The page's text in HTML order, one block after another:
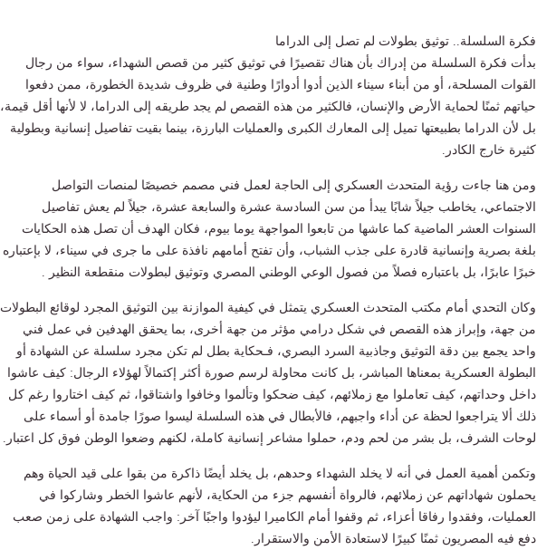
فكرة السلسلة.. توثيق بطولات لم تصل إلى الدراما
بدأت فكرة السلسلة من إدراك بأن هناك تقصيرًا في توثيق كثير من قصص الشهداء، سواء من رجال
القوات المسلحة، أو من أبناء سيناء الذين أدوا أدوارًا وطنية في ظروف شديدة الخطورة، ممن دفعوا
حياتهم ثمنًا لحماية الأرض والإنسان، فالكثير من هذه القصص لم يجد طريقه إلى الدراما، لا لأنها أقل قيمة،
بل لأن الدراما بطبيعتها تميل إلى المعارك الكبرى والعمليات البارزة، بينما بقيت تفاصيل إنسانية وبطولية
كثيرة خارج الكادر.
ومن هنا جاءت رؤية المتحدث العسكري إلى الحاجة لعمل فني مصمم خصيصًا لمنصات التواصل
الاجتماعي، يخاطب جيلاً شابًا يبدأ من سن السادسة عشرة والسابعة عشرة، جيلاً لم يعش تفاصيل
السنوات العشر الماضية كما عاشها من تابعوا المواجهة يوما بيوم، فكان الهدف أن تصل هذه الحكايات
بلغة بصرية وإنسانية قادرة على جذب الشباب، وأن تفتح أمامهم نافذة على ما جرى في سيناء، لا بإعتباره
خبرًا عابرًا، بل باعتباره فصلاً من فصول الوعي الوطني المصري وتوثيق لبطولات منقطعة النظير .
وكان التحدي أمام مكتب المتحدث العسكري يتمثل في كيفية الموازنة بين التوثيق المجرد لوقائع البطولات
من جهة، وإبراز هذه القصص في شكل درامي مؤثر من جهة أخرى، بما يحقق الهدفين في عمل فني
واحد يجمع بين دقة التوثيق وجاذبية السرد البصري، فـحكاية بطل لم تكن مجرد سلسلة عن الشهادة أو
البطولة العسكرية بمعناها المباشر، بل كانت محاولة لرسم صورة أكثر إكتمالاً لهؤلاء الرجال: كيف عاشوا
داخل وحداتهم، كيف تعاملوا مع زملائهم، كيف ضحكوا وتألموا وخافوا واشتاقوا، ثم كيف اختاروا رغم كل
ذلك ألا يتراجعوا لحظة عن أداء واجبهم، فالأبطال في هذه السلسلة ليسوا صورًا جامدة أو أسماء على
لوحات الشرف، بل بشر من لحم ودم، حملوا مشاعر إنسانية كاملة، لكنهم وضعوا الوطن فوق كل اعتبار.
وتكمن أهمية العمل في أنه لا يخلد الشهداء وحدهم، بل يخلد أيضًا ذاكرة من بقوا على قيد الحياة وهم
يحملون شهاداتهم عن زملائهم، فالرواة أنفسهم جزء من الحكاية، لأنهم عاشوا الخطر وشاركوا في
العمليات، وفقدوا رفاقا أعزاء، ثم وقفوا أمام الكاميرا ليؤدوا واجبًا آخر: واجب الشهادة على زمن صعب
دفع فيه المصريون ثمنًا كبيرًا لاستعادة الأمن والاستقرار.